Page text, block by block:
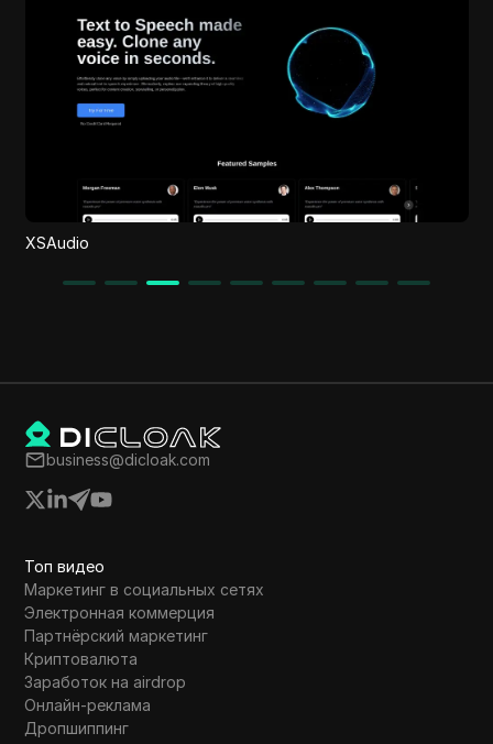
Elephouse
business@dicloak.com
Топ видео
Маркетинг в социальных сетях
Электронная коммерция
Партнёрский маркетинг
Криптовалюта
Заработок на airdrop
Онлайн-реклама
Дропшиппинг